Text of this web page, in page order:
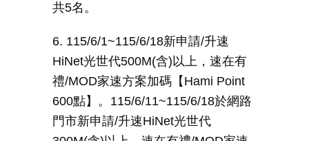
共5名。
6. 115/6/1~115/6/18新申請/升速
HiNet光世代500M(含)以上，速在有
禮/MOD家速方案加碼【 Hami Point
600點】。 115/6/11~115/6/18於網路
門市新申請/升速HiNet光世代